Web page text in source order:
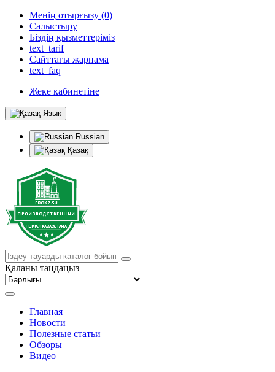
Менің отырғызу (0)
Салыстыру
Біздің қызметтеріміз
text_tarif
Сайттағы жарнама
text_faq
Жеке кабинетіне
Язык
Russian
Қазақ
Қаланы таңдаңыз
Главная
Новости
Полезные статьи
Обзоры
Видео